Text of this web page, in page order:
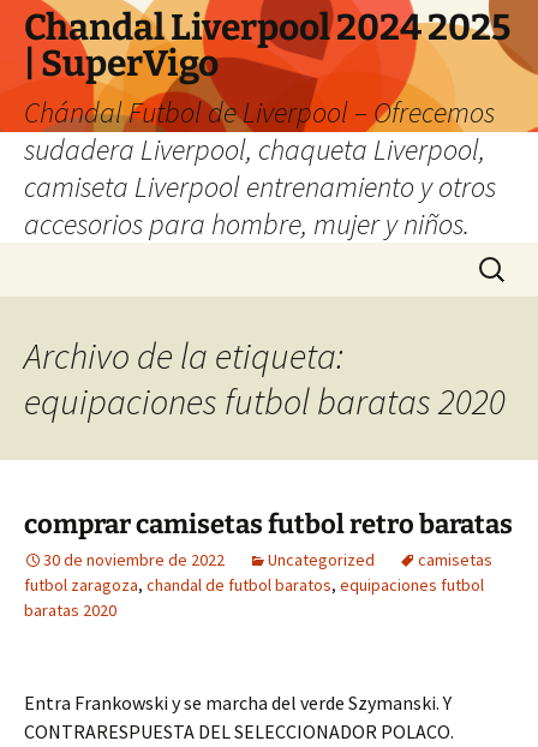
Chandal Liverpool 2024 2025
| SuperVigo
Chándal Futbol de Liverpool – Ofrecemos
sudadera Liverpool, chaqueta Liverpool,
camiseta Liverpool entrenamiento y otros
accesorios para hombre, mujer y niños.
Buscar:
Archivo de la etiqueta:
equipaciones futbol baratas 2020
comprar camisetas futbol retro baratas
30 de noviembre de 2022 Uncategorized
camisetas
futbol zaragoza, chandal de futbol baratos, equipaciones futbol
baratas 2020
Entra Frankowski y se marcha del verde Szymanski. Y
CONTRARESPUESTA DEL SELECCIONADOR POLACO.